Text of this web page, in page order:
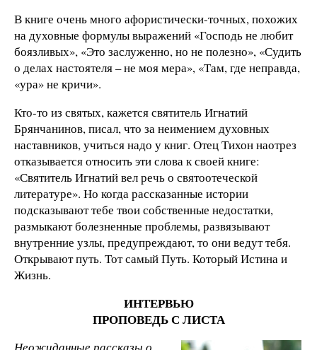
В книге очень много афористически-точных, похожих
на духовные формулы выражений «Господь не любит
боязливых», «Это заслуженно, но не полезно», «Судить
о делах настоятеля – не моя мера», «Там, где неправда,
«ура» не кричи».
Кто-то из святых, кажется святитель Игнатий
Брянчанинов, писал, что за неимением духовных
наставников, учиться надо у книг. Отец Тихон наотрез
отказывается относить эти слова к своей книге:
«Святитель Игнатий вел речь о святоотеческой
литературе». Но когда рассказанные истории
подсказывают тебе твои собственные недостатки,
размыкают болезненные проблемы, развязывают
внутренние узлы, предупреждают, то они ведут тебя.
Открывают путь. Тот самый Путь. Который Истина и
Жизнь.
ИНТЕРВЬЮ
ПРОПОВЕДЬ С ЛИСТА